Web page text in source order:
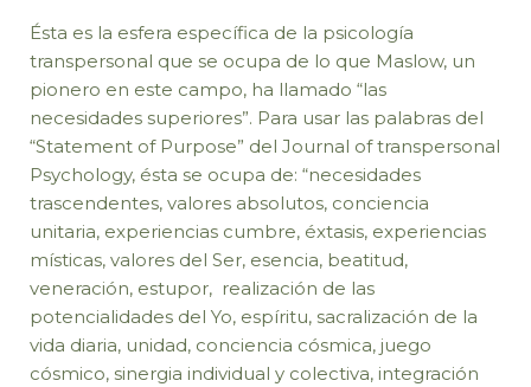
Ésta es la esfera específica de la psicología
transpersonal que se ocupa de lo que Maslow, un
pionero en este campo, ha llamado “las
necesidades superiores”. Para usar las palabras del
“Statement of Purpose” del Journal of transpersonal
Psychology, ésta se ocupa de: “necesidades
trascendentes, valores absolutos, conciencia
unitaria, experiencias cumbre, éxtasis, experiencias
místicas, valores del Ser, esencia, beatitud,
veneración, estupor, realización de las
potencialidades del Yo, espíritu, sacralización de la
vida diaria, unidad, conciencia cósmica, juego
cósmico, sinergia individual y colectiva, integración